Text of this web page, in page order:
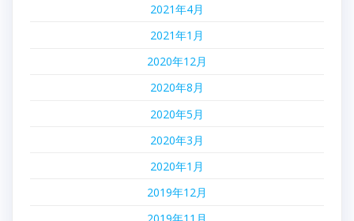
2021年4月
2021年1月
2020年12月
2020年8月
2020年5月
2020年3月
2020年1月
2019年12月